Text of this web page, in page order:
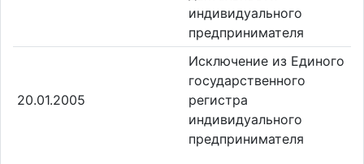
индивидуального
предпринимателя
20.01.2005
Исключение из Единого
государственного
регистра
индивидуального
предпринимателя